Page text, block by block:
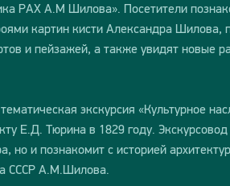
РАХ А.М Шилова». Посетители
картин кисти Александра Шилова,
и пейзажей, а также увидят новые
экскурсия «Культурное
Е.Д. Тюрина в 1829 году.
но и познакомит с историей
СССР А.М.Шилова.